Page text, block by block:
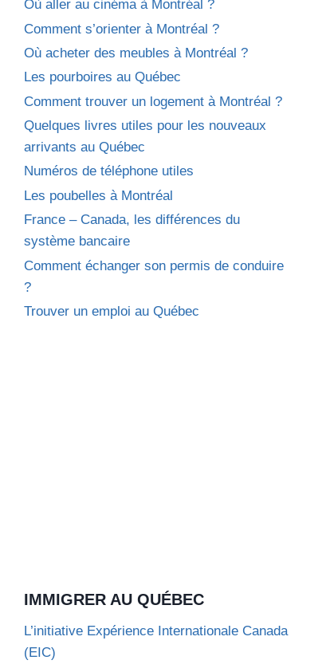
Où aller au cinéma à Montréal ?
Comment s’orienter à Montréal ?
Où acheter des meubles à Montréal ?
Les pourboires au Québec
Comment trouver un logement à Montréal ?
Quelques livres utiles pour les nouveaux
arrivants au Québec
Numéros de téléphone utiles
Les poubelles à Montréal
France – Canada, les différences du
système bancaire
Comment échanger son permis de conduire
?
Trouver un emploi au Québec
IMMIGRER AU QUÉBEC
L’initiative Expérience Internationale Canada
(EIC)